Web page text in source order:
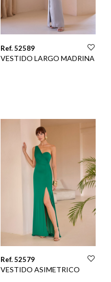
Ref. 52589
VESTIDO LARGO MADRINA
Ref. 52579
VESTIDO ASIMETRICO